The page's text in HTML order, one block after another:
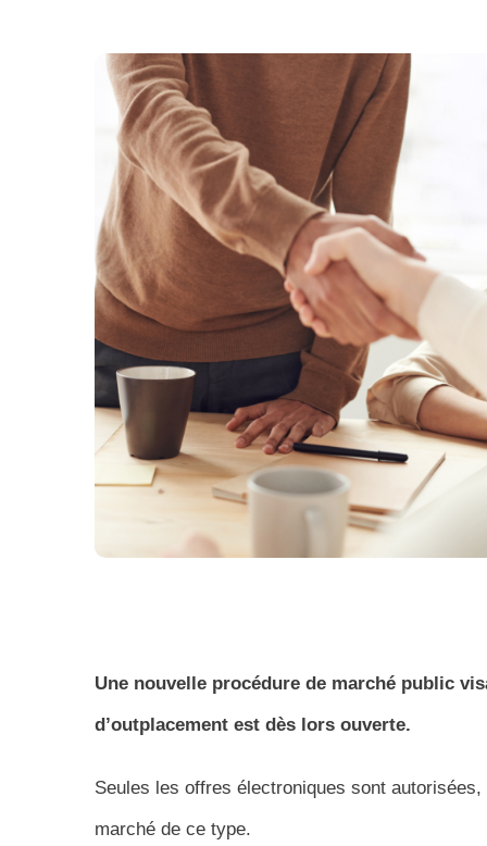
Une nouvelle procédure de marché public
d’outplacement est dès lors ouverte.
Seules les offres électroniques sont
marché de ce type.